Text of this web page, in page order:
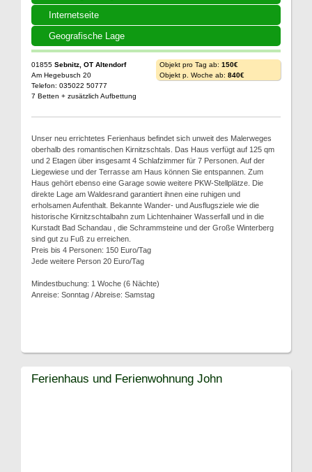
Internetseite
Geografische Lage
01855 Sebnitz, OT Altendorf
Am Hegebusch 20
Telefon: 035022 50777
7 Betten + zusätzlich Aufbettung
Objekt pro Tag ab: 150€
Objekt p. Woche ab: 840€
Unser neu errichtetes Ferienhaus befindet sich unweit des Malerweges
oberhalb des romantischen Kirnitzschtals. Das Haus verfügt auf 125 qm
und 2 Etagen über insgesamt 4 Schlafzimmer für 7 Personen. Auf der
Liegewiese und der Terrasse am Haus können Sie entspannen. Zum
Haus gehört ebenso eine Garage sowie weitere PKW-Stellplätze. Die
direkte Lage am Waldesrand garantiert ihnen eine ruhigen und
erholsamen Aufenthalt. Bekannte Wander- und Ausflugsziele wie die
historische Kirnitzschtalbahn zum Lichtenhainer Wasserfall und in die
Kurstadt Bad Schandau , die Schrammsteine und der Große Winterberg
sind gut zu Fuß zu erreichen.
Preis bis 4 Personen: 150 Euro/Tag
Jede weitere Person 20 Euro/Tag
Mindestbuchung: 1 Woche (6 Nächte)
Anreise: Sonntag / Abreise: Samstag
Ferienhaus und Ferienwohnung John